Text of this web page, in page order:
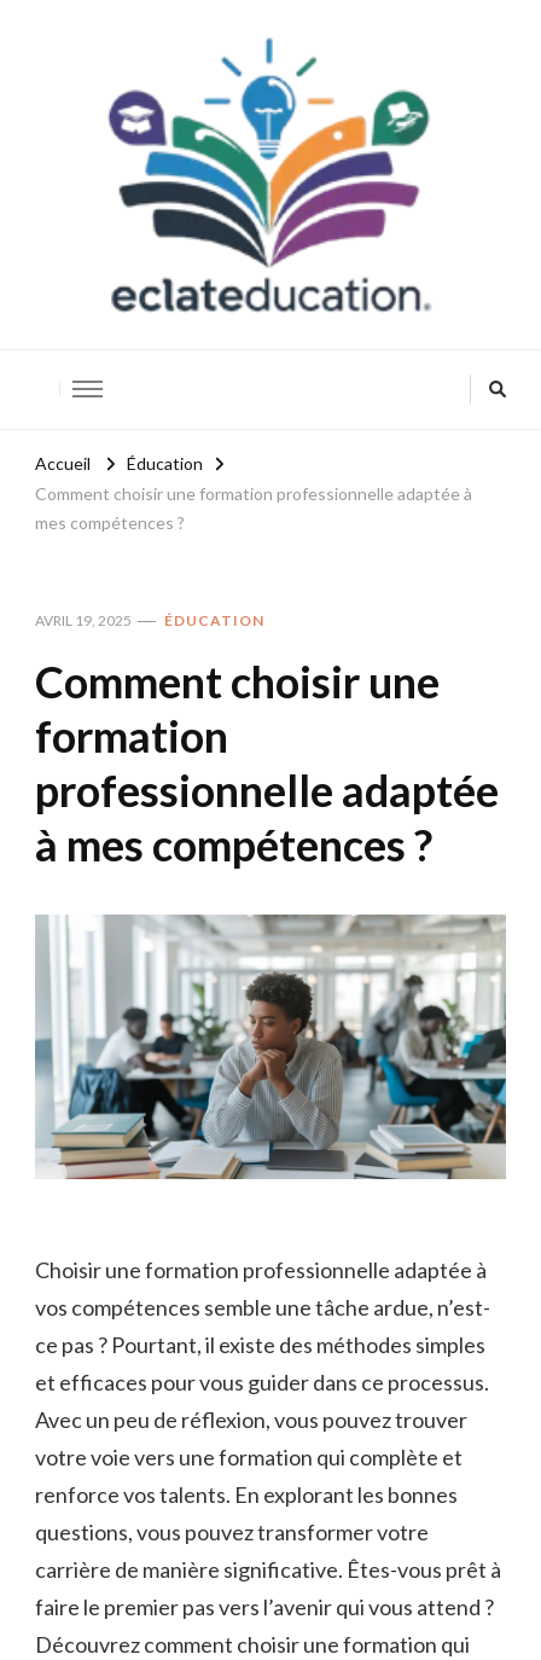
Accueil
Éducation
Comment choisir une formation professionnelle adaptée à
mes compétences ?
AVRIL 19, 2025 ÉDUCATION
Comment choisir une
formation
professionnelle adaptée
à mes compétences ?
Choisir une formation professionnelle adaptée à
vos compétences semble une tâche ardue, n’est-
ce pas ? Pourtant, il existe des méthodes simples
et efficaces pour vous guider dans ce processus.
Avec un peu de réflexion, vous pouvez trouver
votre voie vers une formation qui complète et
renforce vos talents. En explorant les bonnes
questions, vous pouvez transformer votre
carrière de manière significative. Êtes-vous prêt à
faire le premier pas vers l’avenir qui vous attend ?
Découvrez comment choisir une formation qui